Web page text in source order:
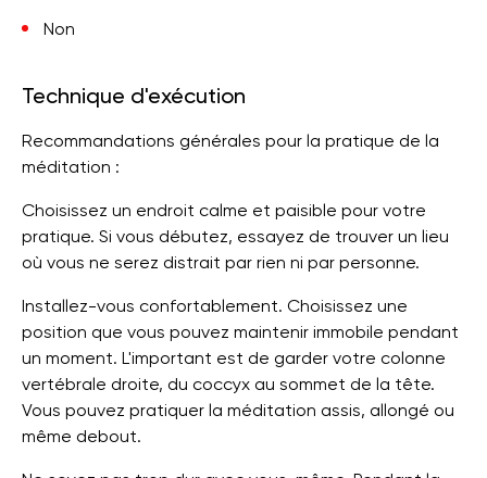
Non
Technique d'exécution
Recommandations générales pour la pratique de la
méditation :
Choisissez un endroit calme et paisible pour votre
pratique. Si vous débutez, essayez de trouver un lieu
où vous ne serez distrait par rien ni par personne.
Installez-vous confortablement. Choisissez une
position que vous pouvez maintenir immobile pendant
un moment. L'important est de garder votre colonne
vertébrale droite, du coccyx au sommet de la tête.
Vous pouvez pratiquer la méditation assis, allongé ou
même debout.